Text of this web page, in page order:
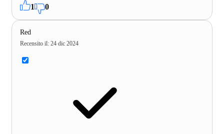
1 0
Red
Recensito il: 24 dic 2024